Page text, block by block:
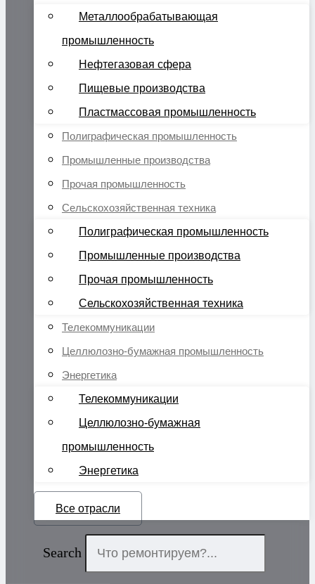
Металлообрабатывающая
промышленность
Нефтегазовая сфера
Пищевые производства
Пластмассовая промышленность
Полиграфическая промышленность
Промышленные производства
Прочая промышленность
Сельскохозяйственная техника
Полиграфическая промышленность
Промышленные производства
Прочая промышленность
Сельскохозяйственная техника
Телекоммуникации
Целлюлозно-бумажная промышленность
Энергетика
Телекоммуникации
Целлюлозно-бумажная
промышленность
Энергетика
Все отрасли
Search